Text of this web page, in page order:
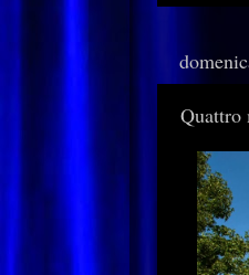
Quattro